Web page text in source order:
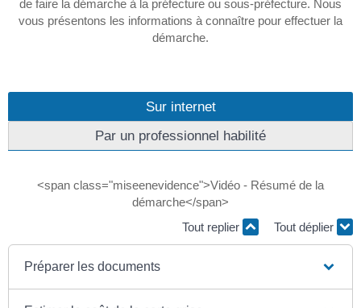
de faire la démarche à la préfecture ou sous-préfecture. Nous
vous présentons les informations à connaître pour effectuer la
démarche.
Sur internet
Par un professionnel habilité
<span class="miseenevidence">Vidéo - Résumé de la
démarche</span>
Tout replier
Tout déplier
Préparer les documents